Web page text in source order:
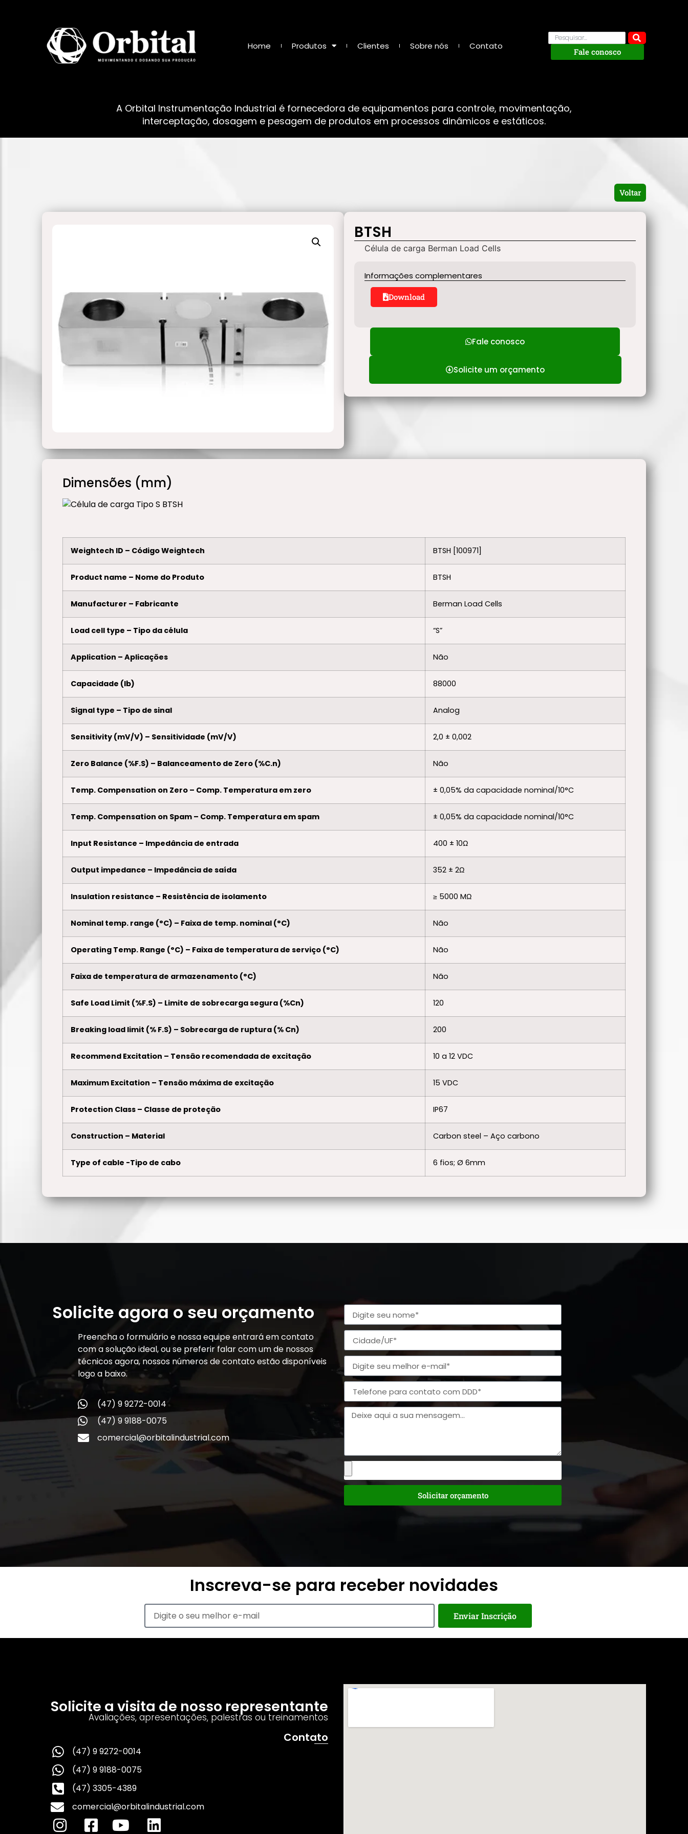
Home Produtos Clientes Sobre nós Contato
Fale conosco
A Orbital Instrumentação Industrial é fornecedora de equipamentos para controle, movimentação,
interceptação, dosagem e pesagem de produtos em processos dinâmicos e estáticos.
Voltar
BTSH
Célula de carga Berman Load Cells
Informações complementares
Download
Fale conosco
Solicite um orçamento
Dimensões (mm)
Weightech ID – Código Weightech BTSH [100971]
Product name – Nome do Produto BTSH
Manufacturer – Fabricante Berman Load Cells
Load cell type – Tipo da célula “S”
Application – Aplicações Não
Capacidade (lb) 88000
Signal type – Tipo de sinal Analog
Sensitivity (mV/V) – Sensitividade (mV/V) 2,0 ± 0,002
Zero Balance (%F.S) – Balanceamento de Zero (%C.n) Não
Temp. Compensation on Zero – Comp. Temperatura em zero ± 0,05% da capacidade nominal/10°C
Temp. Compensation on Spam – Comp. Temperatura em spam ± 0,05% da capacidade nominal/10°C
Input Resistance – Impedância de entrada 400 ± 10Ω
Output impedance – Impedância de saída 352 ± 2Ω
Insulation resistance – Resistência de isolamento ≥ 5000 MΩ
Nominal temp. range (°C) – Faixa de temp. nominal (°C) Não
Operating Temp. Range (°C) – Faixa de temperatura de serviço (°C) Não
Faixa de temperatura de armazenamento (°C) Não
Safe Load Limit (%F.S) – Limite de sobrecarga segura (%Cn) 120
Breaking load limit (% F.S) – Sobrecarga de ruptura (% Cn) 200
Recommend Excitation – Tensão recomendada de excitação 10 a 12 VDC
Maximum Excitation – Tensão máxima de excitação 15 VDC
Protection Class – Classe de proteção IP67
Construction – Material Carbon steel – Aço carbono
Type of cable -Tipo de cabo 6 fios; Ø 6mm
Solicite agora o seu orçamento
Preencha o formulário e nossa equipe entrará em contato
com a solução ideal, ou se preferir falar com um de nossos
técnicos agora, nossos números de contato estão disponíveis
logo a baixo.
(47) 9 9272-0014
(47) 9 9188-0075
comercial@orbitalindustrial.com
Solicitar orçamento
Inscreva-se para receber novidades
Enviar Inscrição
Solicite a visita de nosso representante
Avaliações, apresentações, palestras ou treinamentos
Contato
(47) 9 9272-0014
(47) 9 9188-0075
(47) 3305-4389
comercial@orbitalindustrial.com